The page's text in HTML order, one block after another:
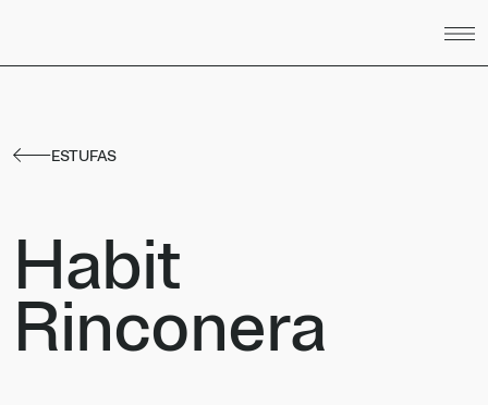
ESTUFAS
Habit
Rinconera